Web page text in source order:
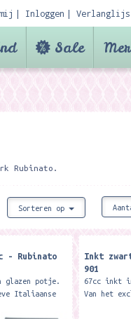
Inloggen
Sale
Rubinato.
Sorteren op
- Rubinato
glazen potje.
Italiaanse
Inkt
901
67cc inkt
Van het